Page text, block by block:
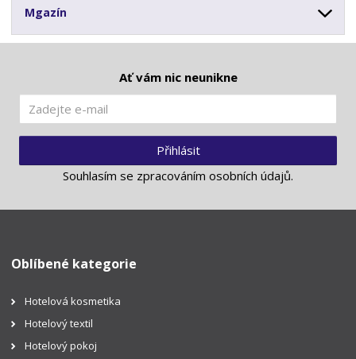
Mgazín
Ať vám nic neunikne
Přihlásit
Souhlasím se zpracováním osobních údajů.
Oblíbené kategorie
Hotelová kosmetika
Hotelový textil
Hotelový pokoj